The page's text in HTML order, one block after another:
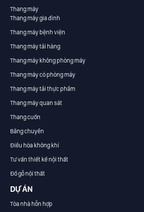
Thang máy
Thang máy gia đình
Thang máy bệnh viện
Thang máy tải hàng
Thang máy không phòng máy
Thang máy có phòng máy
Thang máy tải thực phẩm
Thang máy quan sát
Thang cuốn
Băng chuyền
Điều hòa không khí
Tư vấn thiết kế nội thất
Đồ gỗ nội thất
DỰ ÁN
Tòa nhà hỗn hợp